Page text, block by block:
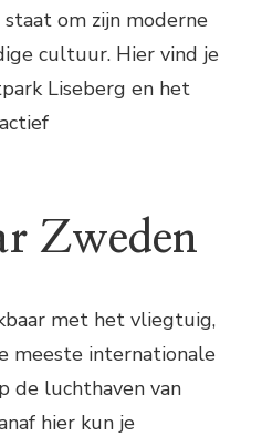
om zijn moderne
cultuur. Hier vind je
Liseberg en het
Zweden
met het vliegtuig,
meeste internationale
de luchthaven van
hier kun je